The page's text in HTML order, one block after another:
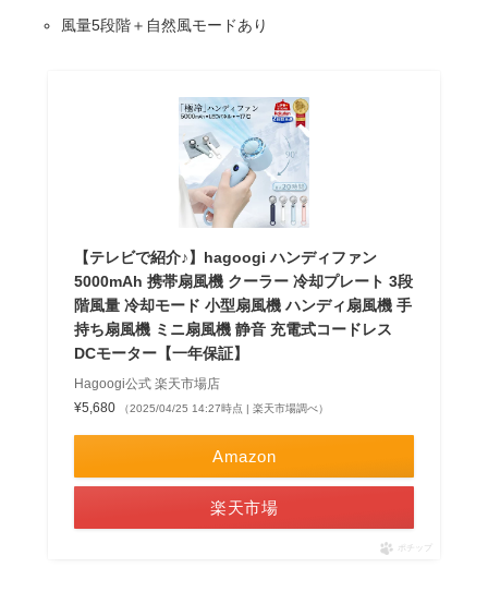
風量5段階＋自然風モードあり
【テレビで紹介♪】hagoogi ハンディファン
5000mAh 携帯扇風機 クーラー 冷却プレート 3段
階風量 冷却モード 小型扇風機 ハンディ扇風機 手
持ち扇風機 ミニ扇風機 静音 充電式コードレス
DCモーター【一年保証】
Hagoogi公式 楽天市場店
¥5,680
（2025/04/25 14:27時点 | 楽天市場調べ）
Amazon
楽天市場
ポチップ